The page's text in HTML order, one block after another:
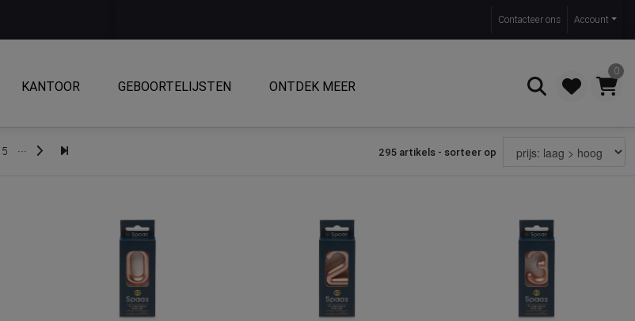
Contacteer ons Account
KANTOOR GEBOORTELIJSTEN ONTDEK MEER
0
Zoeken
5 ... 295 artikels - sorteer op